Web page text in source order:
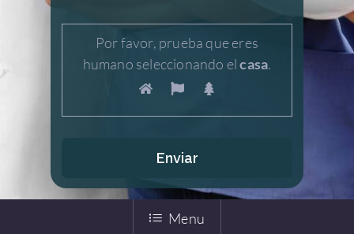
Por favor, prueba que eres
humano seleccionando elcasa.
Menu